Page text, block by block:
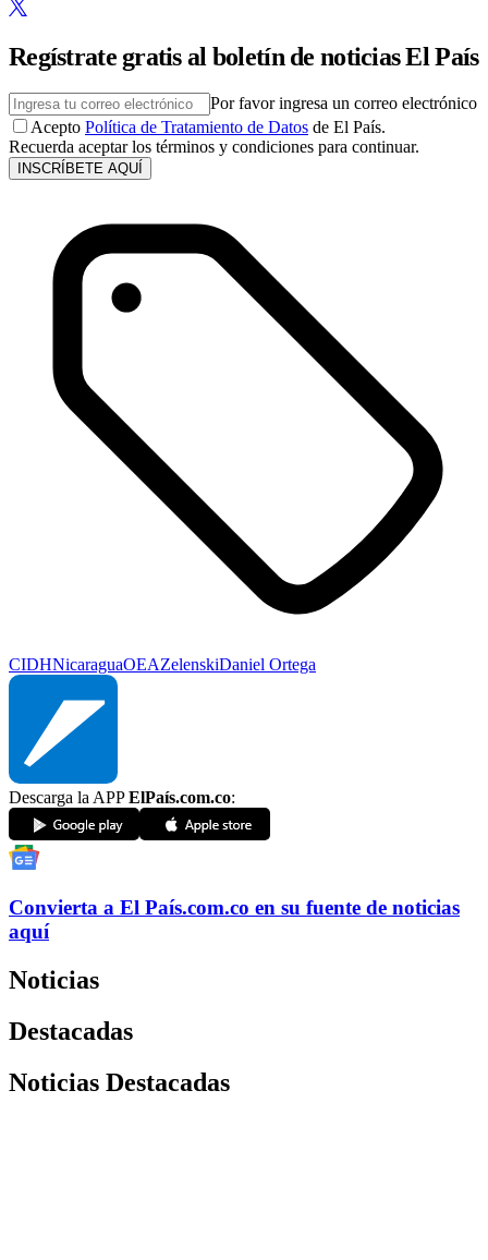
Regístrate gratis al boletín de noticias El País
Por favor ingresa un correo electrónico
Acepto Política de Tratamiento de Datos de El País.
Recuerda aceptar los términos y condiciones para continuar.
INSCRÍBETE AQUÍ
CIDHNicaraguaOEAZelenskiDaniel Ortega
Descarga la APPElPaís.com.co:
Convierta a El País.com.co en su fuente de noticias
aquí
Noticias
Destacadas
Noticias Destacadas